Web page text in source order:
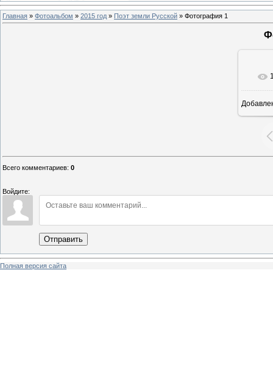
Главная » Фотоальбом » 2015 год » Поэт земли Русской » Фотография 1
Всего комментариев: 0
Войдите:
Отправить
Полная версия сайта